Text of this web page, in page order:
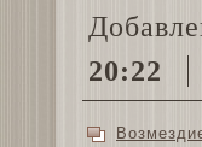
20:22